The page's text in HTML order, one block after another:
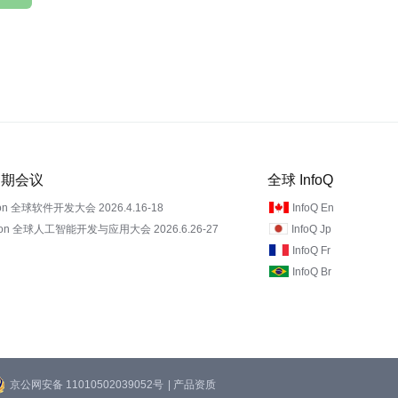
会议
全球软件开发大会 2026.4.16-18
全球人工智能开发与应用大会 2026.6.26-27
全球 InfoQ
InfoQ En
InfoQ Jp
InfoQ Fr
InfoQ Br
京公网安备 11010502039052号 | 产品资质